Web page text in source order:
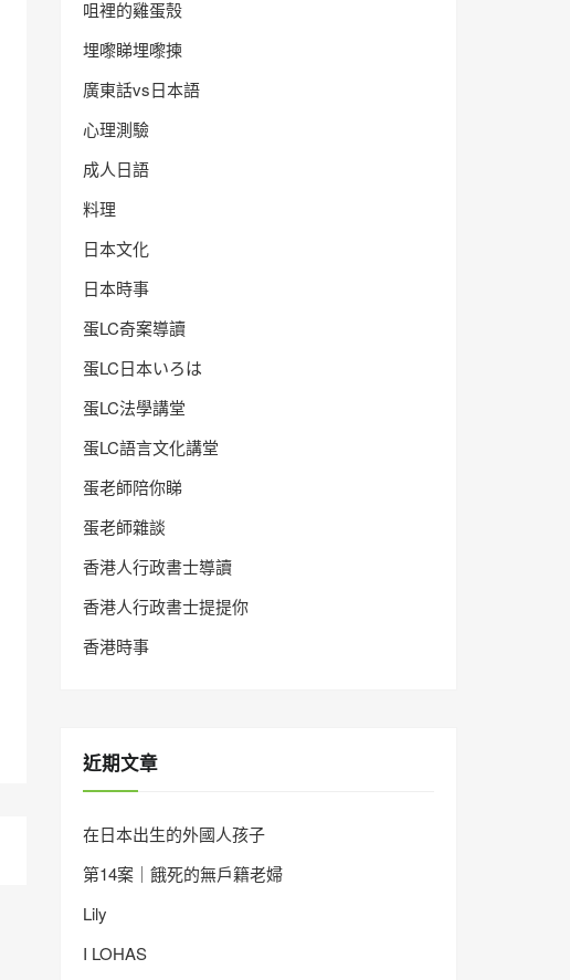
咀裡的雞蛋殼
埋嚟睇埋嚟揀
廣東話vs日本語
心理測驗
成人日語
料理
日本文化
日本時事
蛋LC奇案導讀
蛋LC日本いろは
蛋LC法學講堂
蛋LC語言文化講堂
蛋老師陪你睇
蛋老師雜談
香港人行政書士導讀
香港人行政書士提提你
香港時事
近期文章
在日本出生的外國人孩子
第14案｜餓死的無戶籍老婦
Lily
I LOHAS